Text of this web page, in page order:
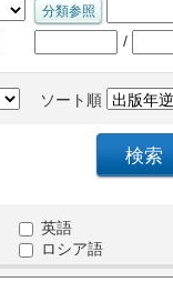
/
ソート順
英語
ロシア語